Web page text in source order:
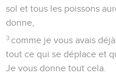
sol et tous les poissons
donne,
3 comme je vous avais
tout ce qui se déplace et
Je vous donne tout cela.